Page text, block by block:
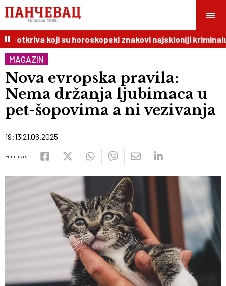
otkriva koji su horoskopski znakovi najskloniji kriminalu
MAGAZIN
Nova evropska pravila:
Nema držanja ljubimaca u
pet-šopovima a ni vezivanja
19:13 21.06.2025
Podeli vest: